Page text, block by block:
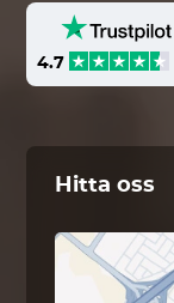
4.7
Hitta oss